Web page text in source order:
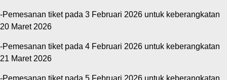
-Pemesanan tiket pada 3 Februari 2026 untuk keberangkatan
20 Maret 2026
-Pemesanan tiket pada 4 Februari 2026 untuk keberangkatan
21 Maret 2026
-Pemesanan tiket pada 5 Februari 2026 untuk keberangkatan